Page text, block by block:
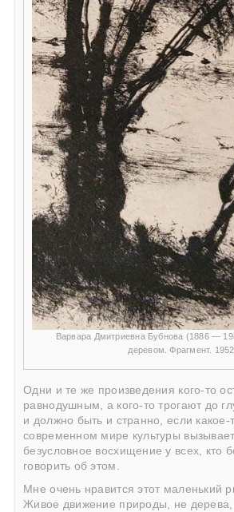
Варвара Дмитриевна Бубнова (1886 —
деревом. Фрагмент. 1952
Одни и те же произведения кого-то
равнодушным, а кого-то трогают до
и должно быть и странно, если какое-
современном мире культуры
безусловное восхищение у всех, кто
говорить об этом.
Мне очень нравится этот маленький
Живое движение природы, не дерева,